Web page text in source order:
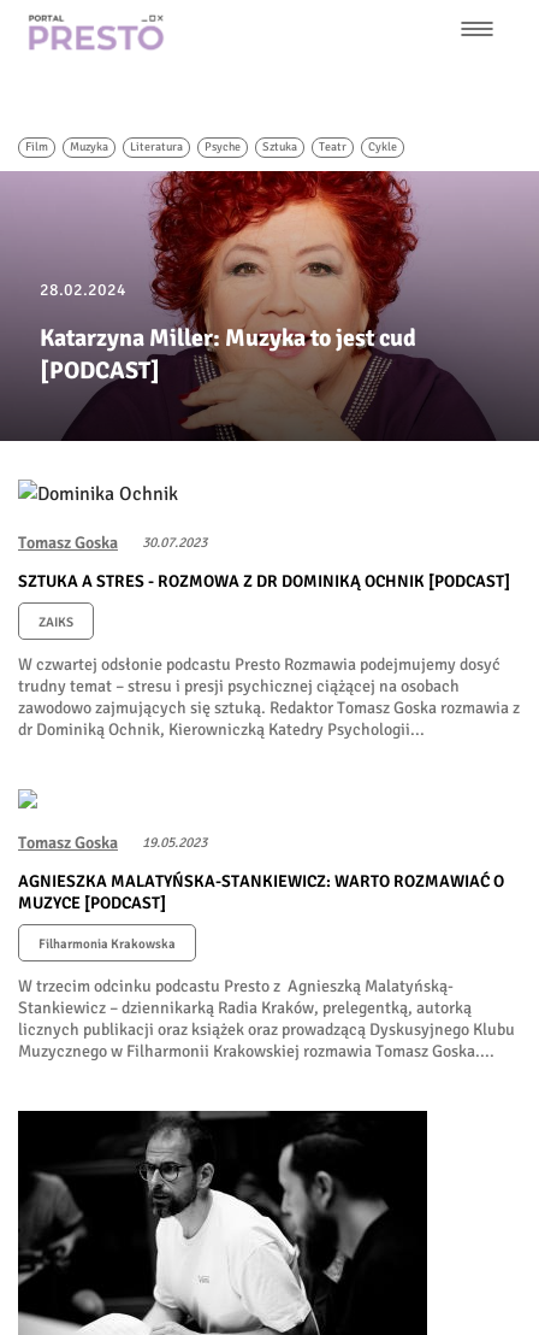
Przejdź
nawigacja
Film Muzyka Literatura Psyche Sztuka Teatr Cykle
28.02.2024
Katarzyna Miller: Muzyka to jest cud
[PODCAST]
Tomasz Goska 30.07.2023
SZTUKA A STRES - ROZMOWA Z DR DOMINIKĄ OCHNIK [PODCAST]
ZAIKS
W czwartej odsłonie podcastu Presto Rozmawia podejmujemy dosyć
trudny temat – stresu i presji psychicznej ciążącej na osobach
zawodowo zajmujących się sztuką. Redaktor Tomasz Goska rozmawia z
dr Dominiką Ochnik, Kierowniczką Katedry Psychologii...
Tomasz Goska 19.05.2023
AGNIESZKA MALATYŃSKA-STANKIEWICZ: WARTO ROZMAWIAĆ O
MUZYCE [PODCAST]
Filharmonia Krakowska
W trzecim odcinku podcastu Presto z Agnieszką Malatyńską-
Stankiewicz – dziennikarką Radia Kraków, prelegentką, autorką
licznych publikacji oraz książek oraz prowadzącą Dyskusyjnego Klubu
Muzycznego w Filharmonii Krakowskiej rozmawia Tomasz Goska....